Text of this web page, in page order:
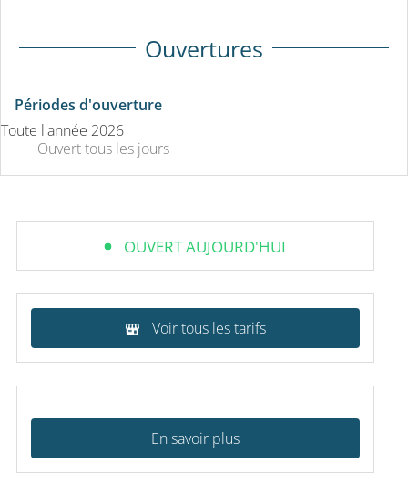
Ouvertures
Périodes d'ouverture
Toute l'année 2026
Ouverttous les jours
OUVERT AUJOURD'HUI
Voir tous les tarifs
En savoir plus